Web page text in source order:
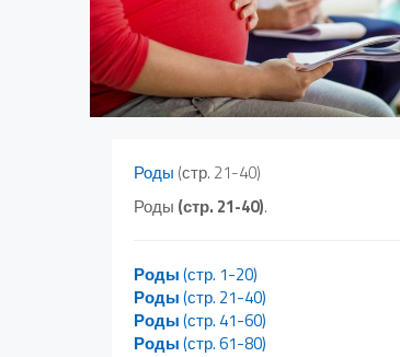
Роды (стр. 21-40)
Роды (стр. 21-40).
Роды(стр. 1-20)
Роды(стр. 21-40)
Роды(стр. 41-60)
Роды(стр. 61-80)